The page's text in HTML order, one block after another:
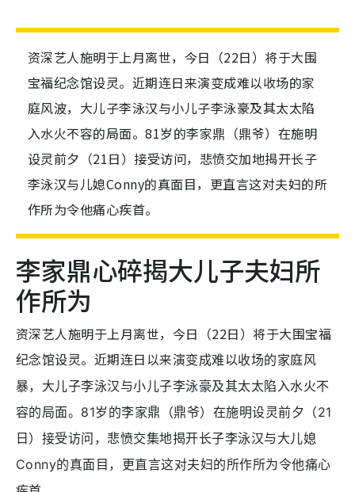
资深艺人施明于上月离世，今日（22日）将于大围
宝福纪念馆设灵。近期连日来演变成难以收场的家
庭风波，大儿子李泳汉与小儿子李泳豪及其太太陷
入水火不容的局面。81岁的李家鼎（鼎爷）在施明
设灵前夕（21日）接受访问，悲愤交加地揭开长子
李泳汉与儿媳Conny的真面目，更直言这对夫妇的所
作所为令他痛心疾首。
李家鼎心碎揭大儿子夫妇所
作所为
资深艺人施明于上月离世，今日（22日）将于大围宝福
纪念馆设灵。近期连日以来演变成难以收场的家庭风
暴，大儿子李泳汉与小儿子李泳豪及其太太陷入水火不
容的局面。81岁的李家鼎（鼎爷）在施明设灵前夕（21
日）接受访问，悲愤交集地揭开长子李泳汉与大儿媳
Conny的真面目，更直言这对夫妇的所作所为令他痛心